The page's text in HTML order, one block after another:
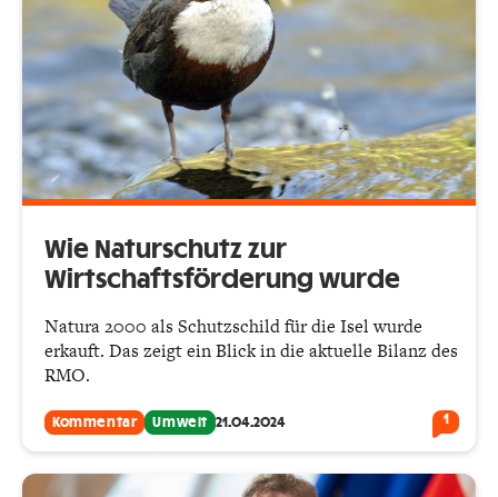
Wie Naturschutz zur
Wirtschaftsförderung wurde
Natura 2000 als Schutzschild für die Isel wurde
erkauft. Das zeigt ein Blick in die aktuelle Bilanz des
RMO.
Kommentar Umwelt 21.04.2024 1